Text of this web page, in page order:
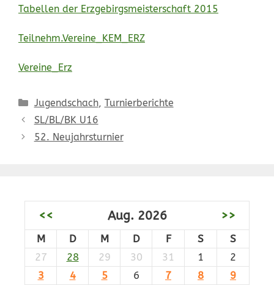
Tabellen der Erzgebirgsmeisterschaft 2015
Teilnehm.Vereine_KEM_ERZ
Vereine_Erz
Kategorien
Jugendschach, Turnierberichte
SL/BL/BK U16
52. Neujahrsturnier
<< Aug. 2026 >>
M D M D F S
S
27
28 29 30 31 1
2
3
4 5 6 7 8
9